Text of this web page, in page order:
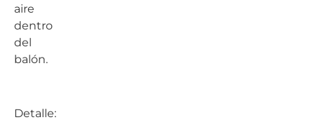
aire
dentro
del
balón.
Detalle: